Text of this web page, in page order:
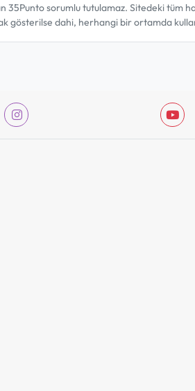
sorumlu tutulamaz. Sitedeki tüm
gösterilse dahi, herhangi bir ortamda